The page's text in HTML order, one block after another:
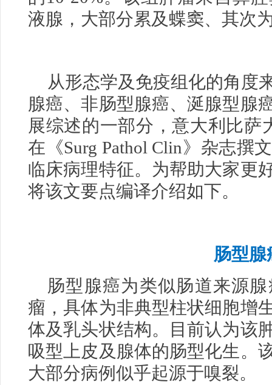
液腺，大部分累及蝶窦、其次
从形态学及免疫组化的角度
腺癌、非肠型腺癌、涎腺型腺
展综述的一部分，意大利比萨
在《Surg Pathol Clin》杂志撰
临床病理特征。为帮助大家更
将该文要点编译介绍如下。
肠型腺
肠型腺癌为类似肠道来源
瘤，具体为非典型柱状细胞增
体及乳头状结构。目前认为该
吸型上皮及腺体的肠型化生。
大部分病例似乎起源于嗅裂。